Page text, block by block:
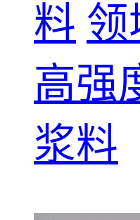
料 领
高强
浆料